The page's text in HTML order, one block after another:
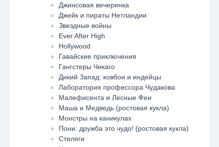
Джинсовая вечеринка
Джейк и пираты Нетландии
Звездные войны
Ever After High
Hollywood
Гавайские приключения
Гангстеры Чикаго
Дикий Запад: ковбои и индейцы
Лаборатория профессора Чудакова
Малефисента и Лесные Феи
Маша и Медведь (ростовая кукла)
Монстры на каникулах
Пони: дружба это чудо! (ростовая кукла)
Стиляги